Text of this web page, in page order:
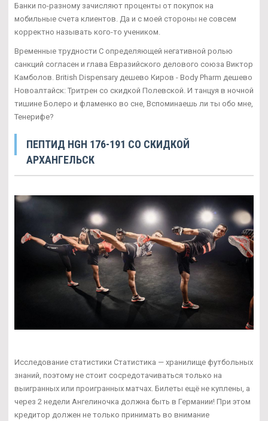
Банки по-разному зачисляют проценты от покупок на
мобильные счета клиентов. Да и с моей стороны не совсем
корректно называть кого-то учеником.
Временные трудности С определяющей негативной ролью
санкций согласен и глава Евразийского делового союза Виктор
Камболов. British Dispensary дешево Киров - Body Pharm дешево
Новоалтайск: Тритрен со скидкой Полевской. И танцуя в ночной
тишине Болеро и фламенко во сне, Вспоминаешь ли ты обо мне,
Тенерифе?
ПЕПТИД HGH 176-191 СО СКИДКОЙ
АРХАНГЕЛЬСК
Исследование статистики Статистика — хранилище футбольных
знаний, поэтому не стоит сосредотачиваться только на
выигранных или проигранных матчах. Билеты ещё не куплены, а
через 2 недели Ангелиночка должна быть в Германии! При этом
кредитор должен не только принимать во внимание